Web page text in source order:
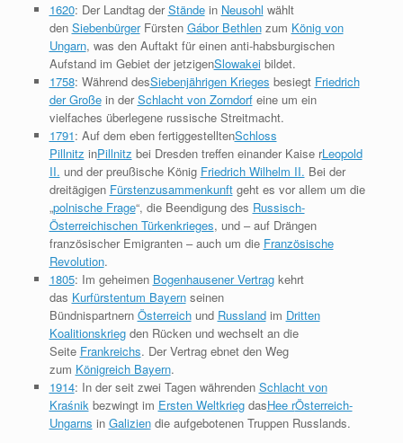
1620: Der Landtag derStändein Neusohl wählt
den SiebenbürgerFürsten Gábor Bethlenzum König von
Ungarn, was den Auftakt für einen anti-habsburgischen
Aufstand im Gebiet der jetzigenSlowakeibildet.
1758: Während desSiebenjährigen Krieges besiegt Friedrich
der Großein derSchlacht von Zorndorfeine um ein
vielfaches überlegene russische Streitmacht.
1791: Auf dem eben fertiggestelltenSchloss
Pillnitz inPillnitz bei Dresden treffen einander Kaise rLeopold
II. und der preußische König Friedrich Wilhelm II. Bei der
dreitägigen Fürstenzusammenkunftgeht es vor allem um die
„polnische Frage“, die Beendigung des Russisch-
Österreichischen Türkenkrieges, und – auf Drängen
französischer Emigranten – auch um die Französische
Revolution.
1805: Im geheimen Bogenhausener Vertragkehrt
das Kurfürstentum Bayernseinen
Bündnispartnern Österreichund Russlandim Dritten
Koalitionskriegden Rücken und wechselt an die
Seite Frankreichs. Der Vertrag ebnet den Weg
zum Königreich Bayern.
1914: In der seit zwei Tagen währenden Schlacht von
Kraśnikbezwingt im Ersten WeltkriegdasHee rÖsterreich-
Ungarns in Galiziendie aufgebotenen Truppen Russlands.